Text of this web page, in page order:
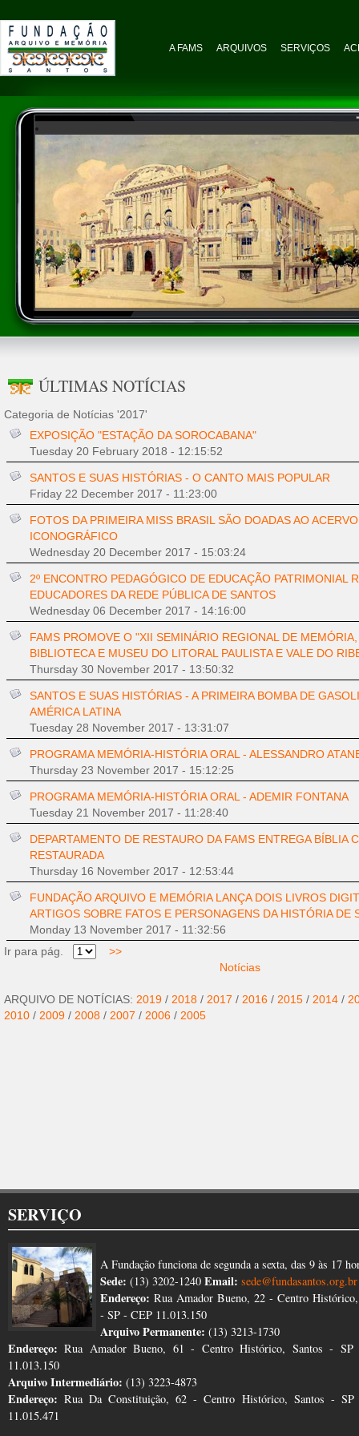
A FAMS ARQUIVOS SERVIÇOS
ÚLTIMAS NOTÍCIAS
Categoria de Notícias '2017'
EXPOSIÇÃO "ESTAÇÃO DA SOROCABANA"
Tuesday 20 February 2018 - 12:15:52
SANTOS E SUAS HISTÓRIAS - O CANTO MAIS POPULAR
Friday 22 December 2017 - 11:23:00
FOTOS DA PRIMEIRA MISS BRASIL SÃO DOADAS AO ACERVO
ICONOGRÁFICO
Wednesday 20 December 2017 - 15:03:24
2º ENCONTRO PEDAGÓGICO DE EDUCAÇÃO PATRIMONIAL
EDUCADORES DA REDE PÚBLICA DE SANTOS
Wednesday 06 December 2017 - 14:16:00
FAMS PROMOVE O "XII SEMINÁRIO REGIONAL DE
BIBLIOTECA E MUSEU DO LITORAL PAULISTA E VALE DO
Thursday 30 November 2017 - 13:50:32
SANTOS E SUAS HISTÓRIAS - A PRIMEIRA BOMBA DE
AMÉRICA LATINA
Tuesday 28 November 2017 - 13:31:07
PROGRAMA MEMÓRIA-HISTÓRIA ORAL - ALESSANDRO
Thursday 23 November 2017 - 15:12:25
PROGRAMA MEMÓRIA-HISTÓRIA ORAL - ADEMIR FONTANA
Tuesday 21 November 2017 - 11:28:40
DEPARTAMENTO DE RESTAURO DA FAMS ENTREGA BÍBLIA
RESTAURADA
Thursday 16 November 2017 - 12:53:44
FUNDAÇÃO ARQUIVO E MEMÓRIA LANÇA DOIS LIVROS
ARTIGOS SOBRE FATOS E PERSONAGENS DA HISTÓRIA DE
Monday 13 November 2017 - 11:32:56
Ir para pág.
>>
Notícias
ARQUIVO DE NOTÍCIAS: 2019 / 2018 / 2017 / 2016 / 2015 / 2014 /
2010 / 2009 / 2008 / 2007 / 2006 / 2005
SERVIÇO
A Fundação funciona de segunda a sexta, das 9 às 17
Sede: (13) 3202-1240 Email: sede@fundasantos.org.br
Endereço: Rua Amador Bueno, 22 - Centro
- SP - CEP 11.013.150
Arquivo Permanente: (13) 3213-1730
Endereço: Rua Amador Bueno, 61 - Centro Histórico, Santos -
11.013.150
Arquivo Intermediário: (13) 3223-4873
Endereço: Rua Da Constituição, 62 - Centro Histórico, Santos -
11.015.471